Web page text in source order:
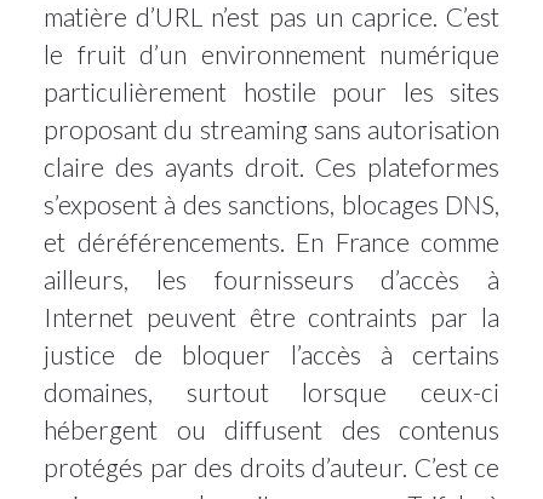
matière d’URL n’est pas un caprice. C’est
le fruit d’un environnement numérique
particulièrement hostile pour les sites
proposant du streaming sans autorisation
claire des ayants droit. Ces plateformes
s’exposent à des sanctions, blocages DNS,
et déréférencements. En France comme
ailleurs, les fournisseurs d’accès à
Internet peuvent être contraints par la
justice de bloquer l’accès à certains
domaines, surtout lorsque ceux-ci
hébergent ou diffusent des contenus
protégés par des droits d’auteur. C’est ce